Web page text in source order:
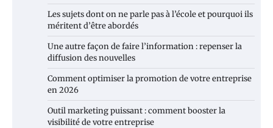
Les sujets dont on ne parle pas à l’école et pourquoi ils
méritent d’être abordés
Une autre façon de faire l’information : repenser la
diffusion des nouvelles
Comment optimiser la promotion de votre entreprise
en 2026
Outil marketing puissant : comment booster la
visibilité de votre entreprise